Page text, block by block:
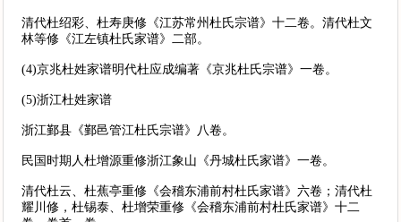
清代杜绍彩、杜寿庚修《江苏常州杜氏宗谱》十二卷。清代杜文
林等修《江左镇杜氏家谱》二部。
(4)京兆杜姓家谱明代杜应成编著《京兆杜氏宗谱》一卷。
(5)浙江杜姓家谱
浙江鄞县《鄞邑管江杜氏宗谱》八卷。
民国时期人杜增源重修浙江象山《丹城杜氏家谱》一卷。
清代杜云、杜蕉亭重修《会稽东浦前村杜氏家谱》六卷；清代杜
耀川修，杜锡泰、杜增荣重修《会稽东浦前村杜氏家谱》十二